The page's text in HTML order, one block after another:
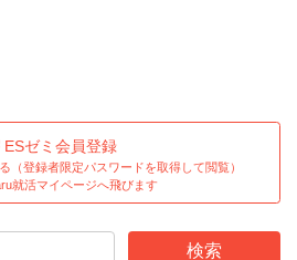
ESゼミ会員登録
（登録者限定パスワードを取得して閲覧）
就活マイページへ飛びます